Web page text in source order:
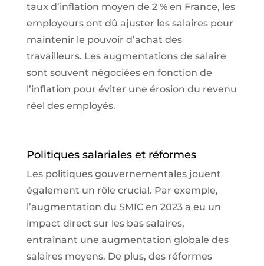
taux d’inflation moyen de 2 % en France, les
employeurs ont dû ajuster les salaires pour
maintenir le pouvoir d’achat des
travailleurs. Les augmentations de salaire
sont souvent négociées en fonction de
l’inflation pour éviter une érosion du revenu
réel des employés.
Politiques salariales et réformes
Les politiques gouvernementales jouent
également un rôle crucial. Par exemple,
l’augmentation du SMIC en 2023 a eu un
impact direct sur les bas salaires,
entraînant une augmentation globale des
salaires moyens. De plus, des réformes